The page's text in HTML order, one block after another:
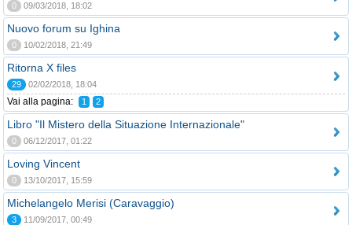
0 09/03/2018, 18:02
Nuovo forum su Ighina
0 10/02/2018, 21:49
Ritorna X files
29 02/02/2018, 18:04
Vai alla pagina: 1 2
Libro "Il Mistero della Situazione Internazionale"
0 06/12/2017, 01:22
Loving Vincent
0 13/10/2017, 15:59
Michelangelo Merisi (Caravaggio)
3 11/09/2017, 00:49